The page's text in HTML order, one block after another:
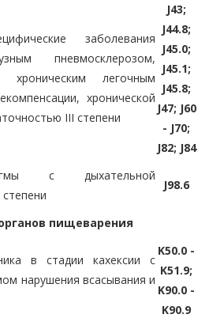
заболевания
пневмосклерозом,
хроническим легочным
хронической
III степени
J43;
J44.8;
J45.0;
J45.1;
J45.8;
J47; J60
- J70;
J82; J84
с дыхательной
J98.6
пищеварения
в стадии кахексии с
нарушения всасывания и
K50.0 -
K51.9;
K90.0 -
K90.9